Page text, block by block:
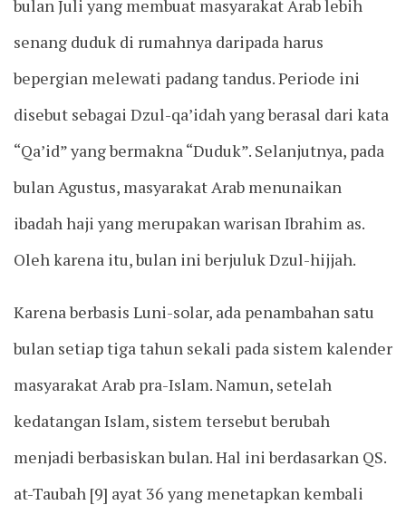
bulan Juli yang membuat masyarakat Arab lebih
senang duduk di rumahnya daripada harus
bepergian melewati padang tandus. Periode ini
disebut sebagai Dzul-qa’idah yang berasal dari kata
“Qa’id” yang bermakna “Duduk”. Selanjutnya, pada
bulan Agustus, masyarakat Arab menunaikan
ibadah haji yang merupakan warisan Ibrahim as.
Oleh karena itu, bulan ini berjuluk Dzul-hijjah.
Karena berbasis Luni-solar, ada penambahan satu
bulan setiap tiga tahun sekali pada sistem kalender
masyarakat Arab pra-Islam. Namun, setelah
kedatangan Islam, sistem tersebut berubah
menjadi berbasiskan bulan. Hal ini berdasarkan QS.
at-Taubah [9] ayat 36 yang menetapkan kembali